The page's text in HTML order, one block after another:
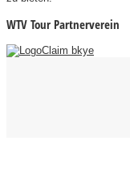
WTV Tour Partnerverein